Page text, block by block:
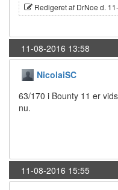
Redigeret af DrNoe d.
11-08-2016 13:58
NicolaiSC
63/170 i Bounty 11 er
nu.
11-08-2016 15:55